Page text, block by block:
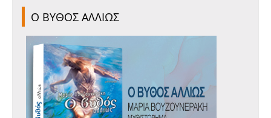
Ο ΒΥΘΟΣ ΑΛΛΙΩΣ